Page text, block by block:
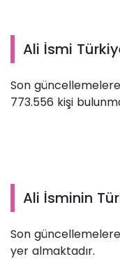
Ali İsmi
Son
773.556 kişi
Ali İsminin
Son
yer almaktadır.